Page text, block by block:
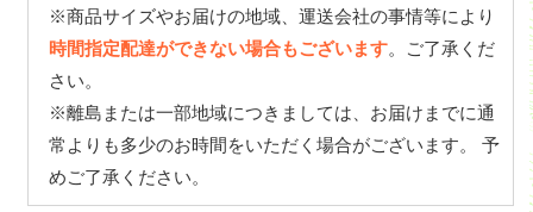
※商品サイズやお届けの地域、運送会社の事情等により
時間指定配達ができない場合もございます。ご了承くだ
さい。
※離島または一部地域につきましては、お届けまでに通
常よりも多少のお時間をいただく場合がございます。 予
めご了承ください。